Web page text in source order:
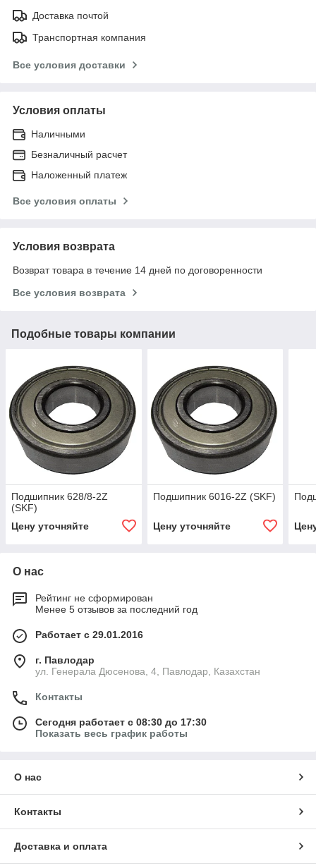
Доставка почтой
Транспортная компания
Все условия доставки
Условия оплаты
Наличными
Безналичный расчет
Наложенный платеж
Все условия оплаты
Условия возврата
Возврат товара в течение 14 дней по договоренности
Все условия возврата
Подобные товары компании
Подшипник 628/8-2Z
(SKF)
Цену уточняйте
Подшипник 6016-2Z (SKF)
Цену уточняйте
О нас
Рейтинг не сформирован
Менее 5 отзывов за последний год
Работает с 29.01.2016
г. Павлодар
ул. Генерала Дюсенова, 4, Павлодар, Казахстан
Контакты
Сегодня работает с 08:30 до 17:30
Показать весь график работы
О нас
Контакты
Доставка и оплата